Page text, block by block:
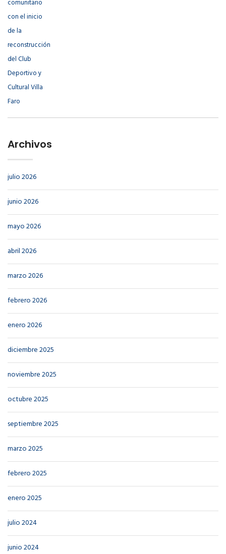
Archivos
julio 2026
junio 2026
mayo 2026
abril 2026
marzo 2026
febrero 2026
enero 2026
diciembre 2025
noviembre 2025
octubre 2025
septiembre 2025
marzo 2025
febrero 2025
enero 2025
julio 2024
junio 2024